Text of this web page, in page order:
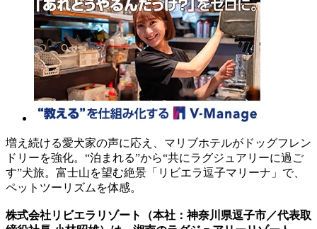
増え続ける愛犬家の声に応え、マリブホテルがドッグフレン
ドリーを強化。“泊まれる”から“共にラグジュアリーに過ご
す”犬旅。富士山を望む絶景「リビエラ逗子マリーナ」で、
ペットツーリズムを体感。
株式会社リビエラリゾート（本社：神奈川県逗子市／代表取